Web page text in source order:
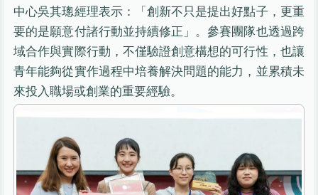
中心吳其璁經理表示：「創新不只是提出好點子，更重
要的是願意付諸行動並持續修正」。參賽團隊也透過跨
域合作與實際行動，不僅驗證創意構想的可行性，也讓
青年能夠從實作過程中培養解決問題的能力，並累積未
來投入職場或創業的重要經驗。